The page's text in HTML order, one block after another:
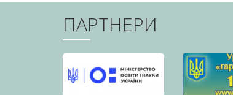
ПАРТНЕРИ